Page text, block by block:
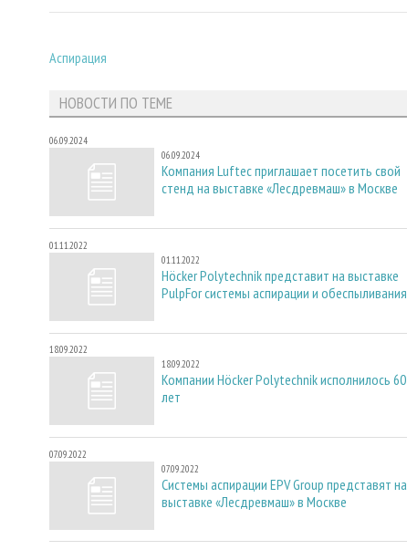
Аспирация
НОВОСТИ ПО ТЕМЕ
06.09.2024
06.09.2024
Компания Luftec приглашает посетить свой
стенд на выставке «Лесдревмаш» в Москве
01.11.2022
01.11.2022
Höcker Polytechnik представит на выставке
PulpFor системы аспирации и обеспыливания
18.09.2022
18.09.2022
Компании Höcker Polytechnik исполнилось 60
лет
07.09.2022
07.09.2022
Системы аспирации EPV Group представят на
выставке «Лесдревмаш» в Москве